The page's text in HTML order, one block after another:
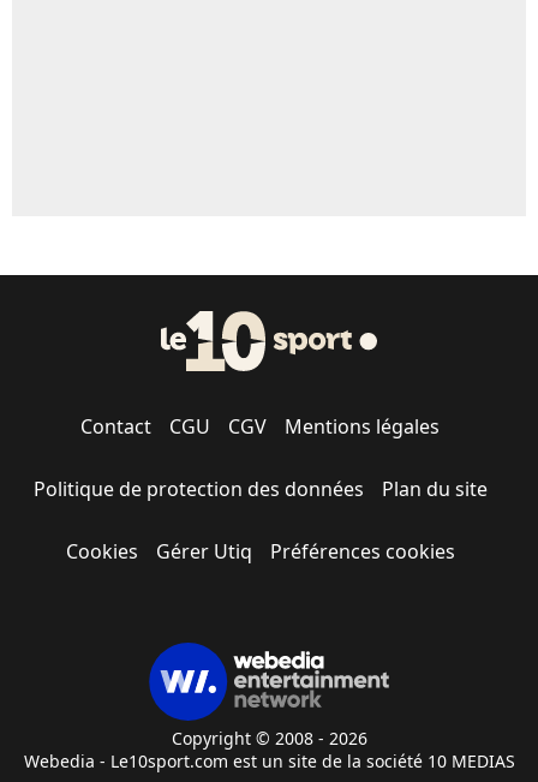
Contact CGU CGV Mentions légales
Politique de protection des données Plan du site
Cookies Gérer Utiq Préférences cookies
Copyright © 2008 - 2026
Webedia - Le10sport.com est un site de la société 10 MEDIAS